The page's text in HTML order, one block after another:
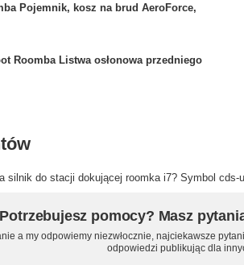
Pojemnik, kosz na brud AeroForce,
Roomba Listwa osłonowa przedniego
silnik do stacji dokującej roomka i7? Symbol cds-
Potrzebujesz pomocy? Masz
a my odpowiemy niezwłocznie, najciekawsze
odpowiedzi publikując dla